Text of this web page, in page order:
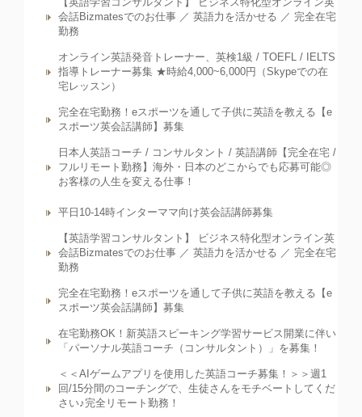
会話Bizmatesでのお仕事 ／ 英語力を活かせる ／ 完全在宅
勤務
オンライン英語発音トレーナー、英検1級 / TOEFL / IELTS
指導トレーナー募集 ★時給4,000~6,000円（Skypeでの在
宅レッスン）
完全在宅勤務！eスポーツを通して子供に英語を教える【e
スポーツ英会話講師】募集
日本人英語コーチ / コンサルタント / 英語講師【完全在宅 /
フルリモート勤務】海外・日本のどこからでも応募可能◎
お客様の人生を変える仕事！
平日10-14時インターママ向け英会話講師募集
【英語学習コンサルタント】 ビジネス特化型オンライン英
会話Bizmatesでのお仕事 ／ 英語力を活かせる ／ 完全在宅
勤務
完全在宅勤務！eスポーツを通して子供に英語を教える【e
スポーツ英会話講師】募集
在宅勤務OK！新英語スピーキング学習サービス開業に伴い
「パーソナル英語コーチ（コンサルタント）」を募集！
＜＜AIゲームアプリを使用した英語コーチ募集！＞＞週1
回/15分間のコーチングで、生徒さんをモチベートしてくだ
さい♪完全リモート勤務！